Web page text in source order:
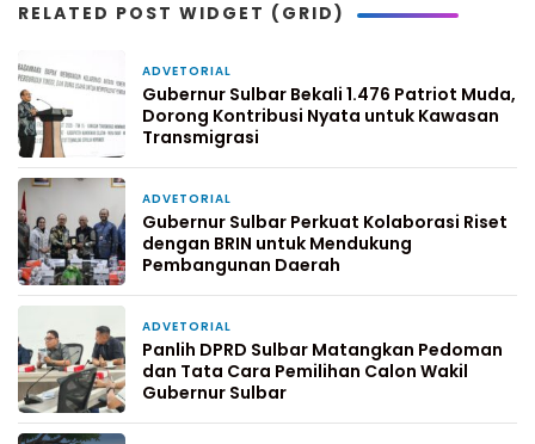
RELATED POST WIDGET (GRID)
ADVETORIAL
Gubernur Sulbar Bekali 1.476 Patriot Muda,
Dorong Kontribusi Nyata untuk Kawasan
Transmigrasi
ADVETORIAL
Gubernur Sulbar Perkuat Kolaborasi Riset
dengan BRIN untuk Mendukung
Pembangunan Daerah
ADVETORIAL
Panlih DPRD Sulbar Matangkan Pedoman
dan Tata Cara Pemilihan Calon Wakil
Gubernur Sulbar